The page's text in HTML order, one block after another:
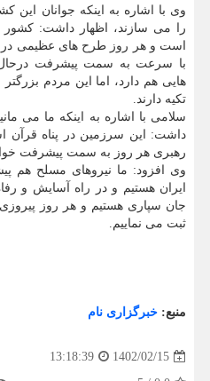
وی با اشاره به اینکه جوانان این
را می سازند، اظهار داشت:
است و هر روز طرح های عظیمی در
با سرعت به سمت پیشرفت درحال
هایی هم دارد، اما این مردم
تکیه دارند.
سلامی با اشاره به اینکه ما می
داشت: این سرزمین در پناه
رهبری هر روز به سمت پیشرفت
وی افزود: ما نیروهای مسلح هم
ایران هستیم و در راه آسایش و
جان سپاری هستیم و هر روز
ثبت می نماییم.
منبع: خبرگزاری نام
1402/02/15
13:18:39